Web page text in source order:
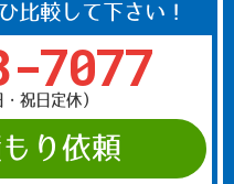
比較して下さい！
7077
祝日定休）
り依頼